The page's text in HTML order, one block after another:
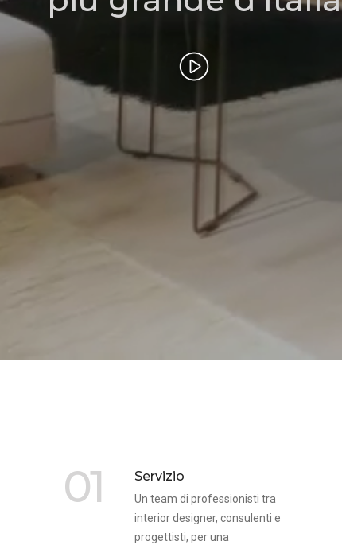
01 Servizio
Un team di professionisti tra
interior designer, consulenti e
progettisti, per una